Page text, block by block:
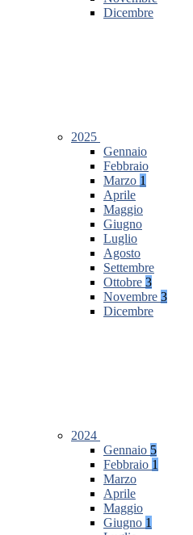
Dicembre
2025
Gennaio
Febbraio
Marzo 1
Aprile
Maggio
Giugno
Luglio
Agosto
Settembre
Ottobre 3
Novembre 3
Dicembre
2024
Gennaio 5
Febbraio 1
Marzo
Aprile
Maggio
Giugno 1